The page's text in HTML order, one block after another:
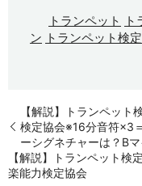
トランペット
ン トランペット検定
【解説】トランペッ
検定協会※16分音符×3
ーシグネチャーは？B
【解説】トランペット検
楽能力検定協会